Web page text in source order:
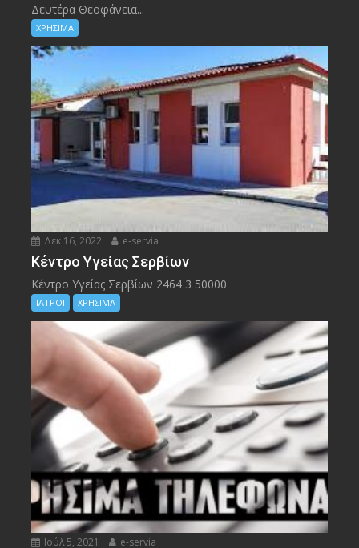
Δευτέρα Θεοφάνεια...
ΧΡΗΣΙΜΑ
Δεκ 16, 2022 e-servia
Kέντρο Υγείας Σερβίων
Kέντρο Υγείας Σερβίων 2464 3 50000
ΙΑΤΡΟΙ ΧΡΗΣΙΜΑ
Ιούλ 5, 2021 e-servia